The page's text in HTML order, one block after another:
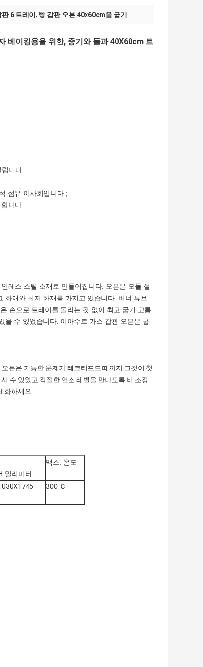
6 트레이 , 빵 갑판 오븐 40x60cm을 굽기
베이킹용을 위한, 증기와 돌과 40X60cm 트
립니다
섬유 이사회입니다 ;
니다.
레스 스틸 소재로 만들어집니다. 오븐은 모듈 설
화재와 최저 화재를 가지고 있습니다. 버너 튜브
손으로 트레이를 돌리는 것 없이 최고 굽기 고름
을 수 있었습니다. 이아수르 가스 갑판 오븐은 굽
븐은 가능한 문제가 레크티프드 때까지 그것이 첫
수 있었고 적절한 연소 레벨을 만나도록 비 조정
화하세요.
밀리미터
맥스. 온도
300 Ｃ